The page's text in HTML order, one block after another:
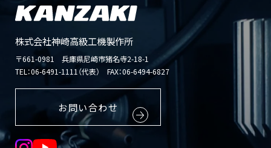
株式会社神崎高級工機製作所
〒661-0981 兵庫県尼崎市猪名寺2-18-1
TEL：06-6491-1111（代表） FAX：06-6494-6827
お問い合わせ